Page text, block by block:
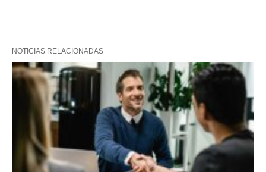
NOTICIAS RELACIONADAS